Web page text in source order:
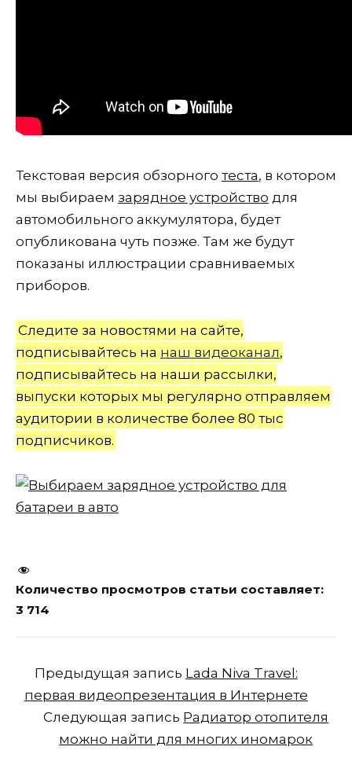
Текстовая версия обзорного теста, в котором
мы выбираем зарядное устройство для
автомобильного аккумулятора, будет
опубликована чуть позже. Там же будут
показаны иллюстрации сравниваемых
приборов.
Следите за новостями на сайте,
подписывайтесь на наш видеоканал,
подписывайтесь на наши рассылки,
выпуски которых мы регулярно отправляем
аудитории в количестве более 80 тыс
подписчиков.
Количество просмотров статьи составляет:
3 714
Предыдущая запись Lada Niva Travel:
первая видеопрезентация в Интернете
Следующая запись Радиатор отопителя
можно найти для многих иномарок